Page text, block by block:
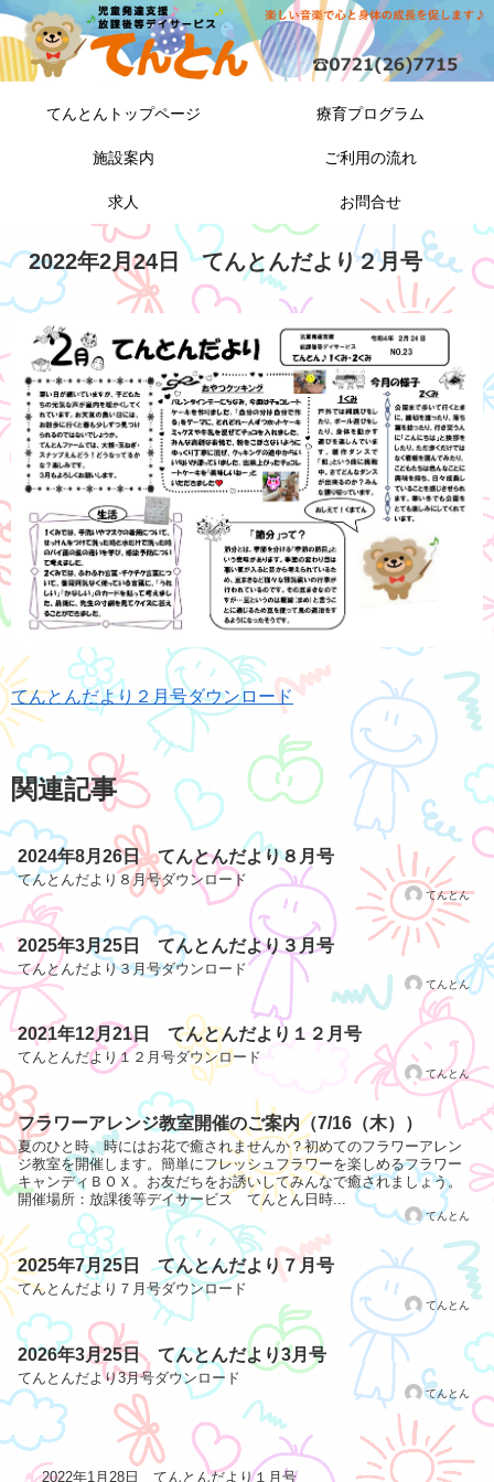
てんとんトップページ 療育プログラム
施設案内 ご利用の流れ
求人 お問合せ
2022年2月24日 てんとんだより２月号
てんとんだより２月号ダウンロード
関連記事
2024年8月26日 てんとんだより８月号
てんとんだより８月号ダウンロード
てんとん
2025年3月25日 てんとんだより３月号
てんとんだより３月号ダウンロード
てんとん
2021年12月21日 てんとんだより１２月号
てんとんだより１２月号ダウンロード
てんとん
フラワーアレンジ教室開催のご案内（7/16（木））
夏のひと時、時にはお花で癒されませんか？初めてのフラワーアレン
ジ教室を開催します。簡単にフレッシュフラワーを楽しめるフラワー
キャンディＢＯＸ。お友だちをお誘いしてみんなで癒されましょう。
開催場所：放課後等デイサービス てんとん日時...
てんとん
2025年7月25日 てんとんだより７月号
てんとんだより７月号ダウンロード
てんとん
2026年3月25日 てんとんだより3月号
てんとんだより3月号ダウンロード
てんとん
2022年1月28日 てんとんだより１月号